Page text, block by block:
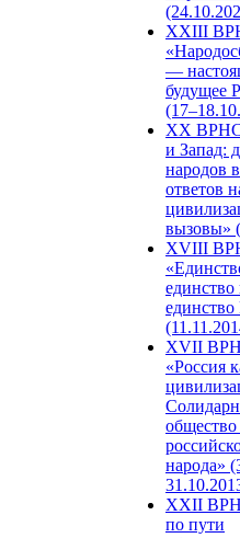
XXIII
—
будущее
XX ВРНС
и Запад:
народов
ответов
вызовы»
XVIII
единство
единство
XVII
«Россия
народа»
XXII
по пути